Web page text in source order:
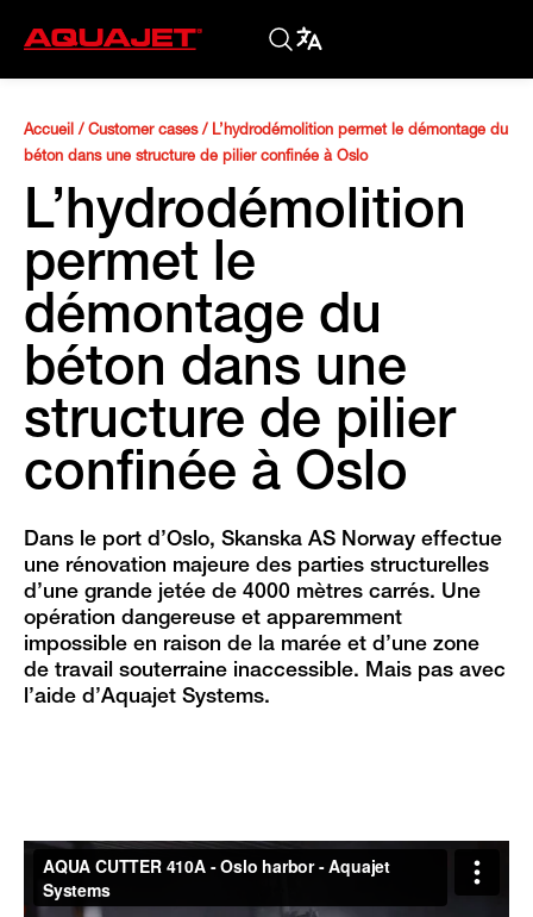
Accueil / Customer cases/ L’hydrodémolition permet le démontage du
béton dans une structure de pilier confinée à Oslo
L’hydrodémolition
permet le
démontage du
béton dans une
structure de pilier
confinée à Oslo
Dans le port d’Oslo, Skanska AS Norway effectue
une rénovation majeure des parties structurelles
d’une grande jetée de 4000 mètres carrés. Une
opération dangereuse et apparemment
impossible en raison de la marée et d’une zone
de travail souterraine inaccessible. Mais pas avec
l’aide d’Aquajet Systems.